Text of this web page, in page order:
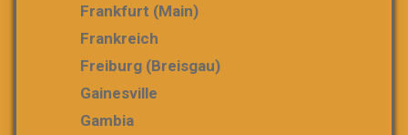
Frankfurt (Main)
Frankreich
Freiburg (Breisgau)
Gainesville
Gambia